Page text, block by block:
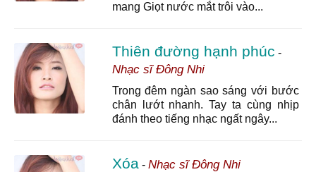
mang Giọt nước mắt trôi vào...
Thiên đường hạnh phúc -
Nhạc sĩ Đông Nhi
Trong đêm ngàn sao sáng với bước
chân lướt nhanh. Tay ta cùng nhịp
đánh theo tiếng nhạc ngất ngây...
Xóa- Nhạc sĩ Đông Nhi